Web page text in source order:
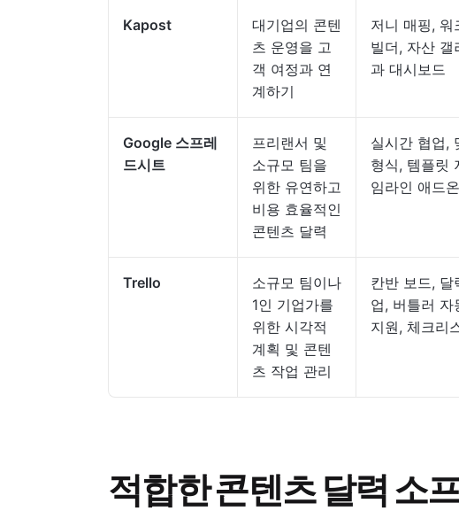
Kapost
대기업의 콘텐
츠 운영을 고
객 여정과 연
계하기
저니 매핑, 워
빌더, 자산 갤
과 대시보드
Google 스프레
드시트
프리랜서 및
소규모 팀을
위한 유연하고
비용 효율적인
콘텐츠 달력
실시간 협업,
형식, 템플릿
임라인 애드온
Trello
소규모 팀이나
1인 기업가를
위한 시각적
계획 및 콘텐
츠 작업 관리
칸반 보드, 달
업, 버틀러 자
지원, 체크리
적합한 콘텐츠 달력 소